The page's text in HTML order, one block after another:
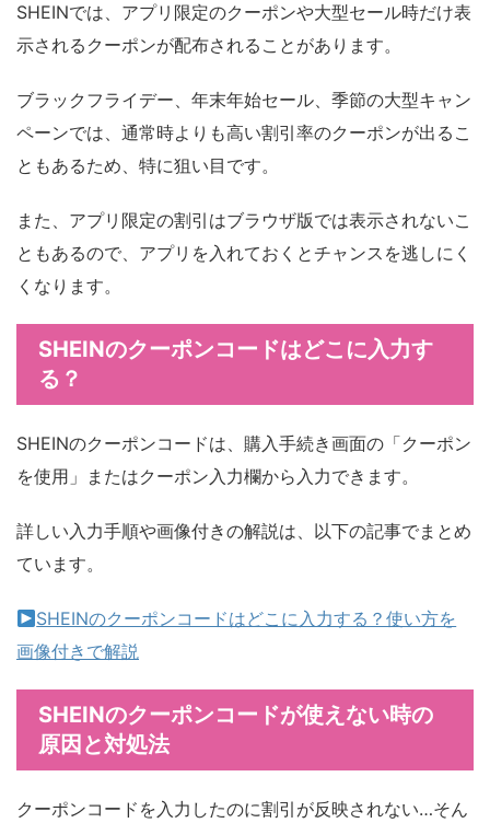
SHEINでは、アプリ限定のクーポンや大型セール時だけ表
示されるクーポンが配布されることがあります。
ブラックフライデー、年末年始セール、季節の大型キャン
ペーンでは、通常時よりも高い割引率のクーポンが出るこ
ともあるため、特に狙い目です。
また、アプリ限定の割引はブラウザ版では表示されないこ
ともあるので、アプリを入れておくとチャンスを逃しにく
くなります。
SHEINのクーポンコードはどこに入力す
る？
SHEINのクーポンコードは、購入手続き画面の「クーポン
を使用」またはクーポン入力欄から入力できます。
詳しい入力手順や画像付きの解説は、以下の記事でまとめ
ています。
SHEINのクーポンコードはどこに入力する？使い方を
画像付きで解説
SHEINのクーポンコードが使えない時の
原因と対処法
クーポンコードを入力したのに割引が反映されない…そん